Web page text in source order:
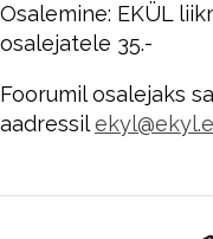
Osalemine: EKÜL
osalejatele 35.-
Foorumil osalejaks
aadressil